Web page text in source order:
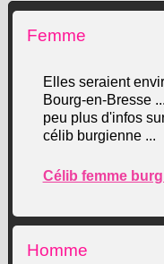
Femme
Elles seraient
Bourg-en-Bresse
peu plus d'infos
célib burgienne ...
Célib femme
Homme